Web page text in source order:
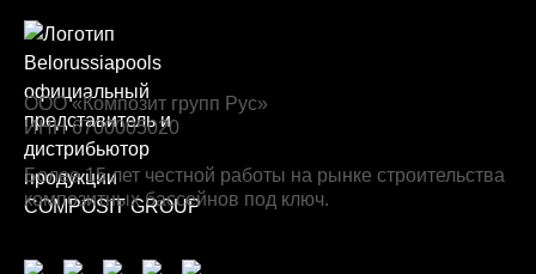
ООО «Композит групп Рус»
ИНН 6700005020
Более 15 лет честной работы на рынке строительства
композитных бассейнов под ключ.